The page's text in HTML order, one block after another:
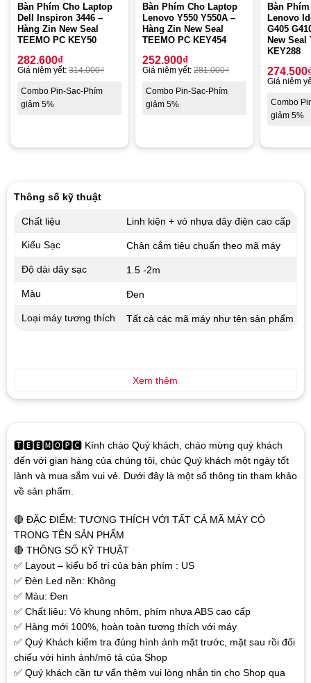
Bàn Phím Cho Laptop
Dell Inspiron 3446 –
Hàng Zin New Seal
TEEMO PC KEY50
282.600₫
Giá niêm yết: 314.000₫
Combo Pin-Sạc-Phím
giảm 5%
Bàn Phím Cho Laptop
Lenovo Y550 Y550A –
Hàng Zin New Seal
TEEMO PC KEY454
252.900₫
Giá niêm yết: 281.000₫
Combo Pin-Sạc-Phím
giảm 5%
Bàn
Lenovo
G405
New Seal
KEY288
274.500
Giá niêm
Combo
giảm 5%
🆃🅴🅴🅼🅾🅿🅲 Kính chào Quý khách, chào mừng quý khách
đến với gian hàng của chúng tôi, chúc Quý khách một ngày tốt
lành và mua sắm vui vẻ. Dưới đây là một số thông tin tham khảo
về sản phẩm.
🔴 ĐẶC ĐIỂM: TƯƠNG THÍCH VỚI TẤT CẢ MÃ MÁY CÓ
TRONG TÊN SẢN PHẨM
🔴 THÔNG SỐ KỸ THUẬT
✅ Layout – kiểu bố trí của bàn phím : US
✅ Đèn Led nền: Không
✅ Màu: Đen
✅ Chất liêu: Vỏ khung nhôm, phím nhựa ABS cao cấp
✅ Hàng mới 100%, hoàn toàn tương thích với máy
✅ Quý Khách kiểm tra đúng hình ảnh mặt trước, mặt sau rồi đối
chiếu với hình ảnh/mô tả của Shop
✅ Quý khách cần tư vấn thêm vui lòng nhắn tin cho Shop qua
Thông số kỹ thuật
Chất liệu Linh kiện + vỏ nhựa dây điện cao cấp
Kiểu Sạc Chân cắm tiêu chuẩn theo mã máy
Độ dài dây sạc 1.5 -2m
Màu Đen
Loại máy tương thích Tất cả các mã máy như tên sản phẩm
Xem thêm